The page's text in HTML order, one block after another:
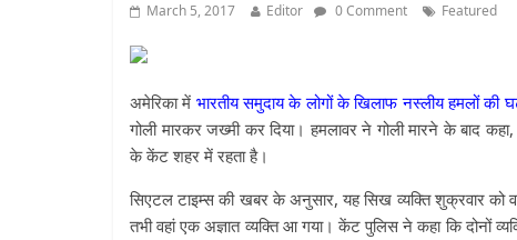
March 5, 2017 Editor 0 Comment Featured
अमेरिका में भारतीय समुदाय के लोगों के खिलाफ नस्लीय हमलों की
गोली मारकर जख्मी कर दिया। हमलावर ने गोली मारने के बाद
के केंट शहर में रहता है।
सिएटल टाइम्स की खबर के अनुसार, यह सिख व्यक्ति शुक्रवार को
तभी वहां एक अज्ञात व्यक्ति आ गया। केंट पुलिस ने कहा कि दोनों